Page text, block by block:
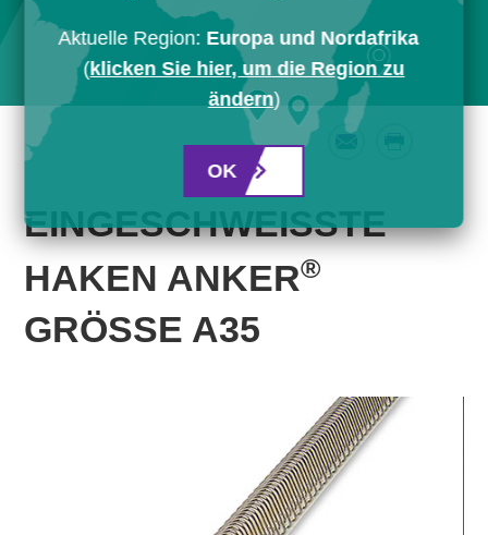
EINGESCHWEISSTE H
AKEN ANKER
®
GRÖSSE A35
Aktuelle Region: Europa und Nordafrika
(klicken Sie hier, um die Region zu
ändern)
OK